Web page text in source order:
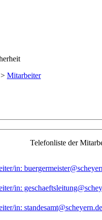
> Mitarbeiter
Telefonliste der